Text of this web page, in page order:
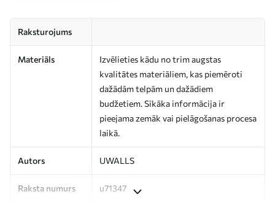
Raksturojums
Materiāls
Izvēlieties kādu no trim augstas
kvalitātes materiāliem, kas piemēroti
dažādām telpām un dažādiem
budžetiem. Sīkāka informācija ir
pieejama zemāk vai pielāgošanas procesa
laikā.
Autors UWALLS
Raksta numurs u71347